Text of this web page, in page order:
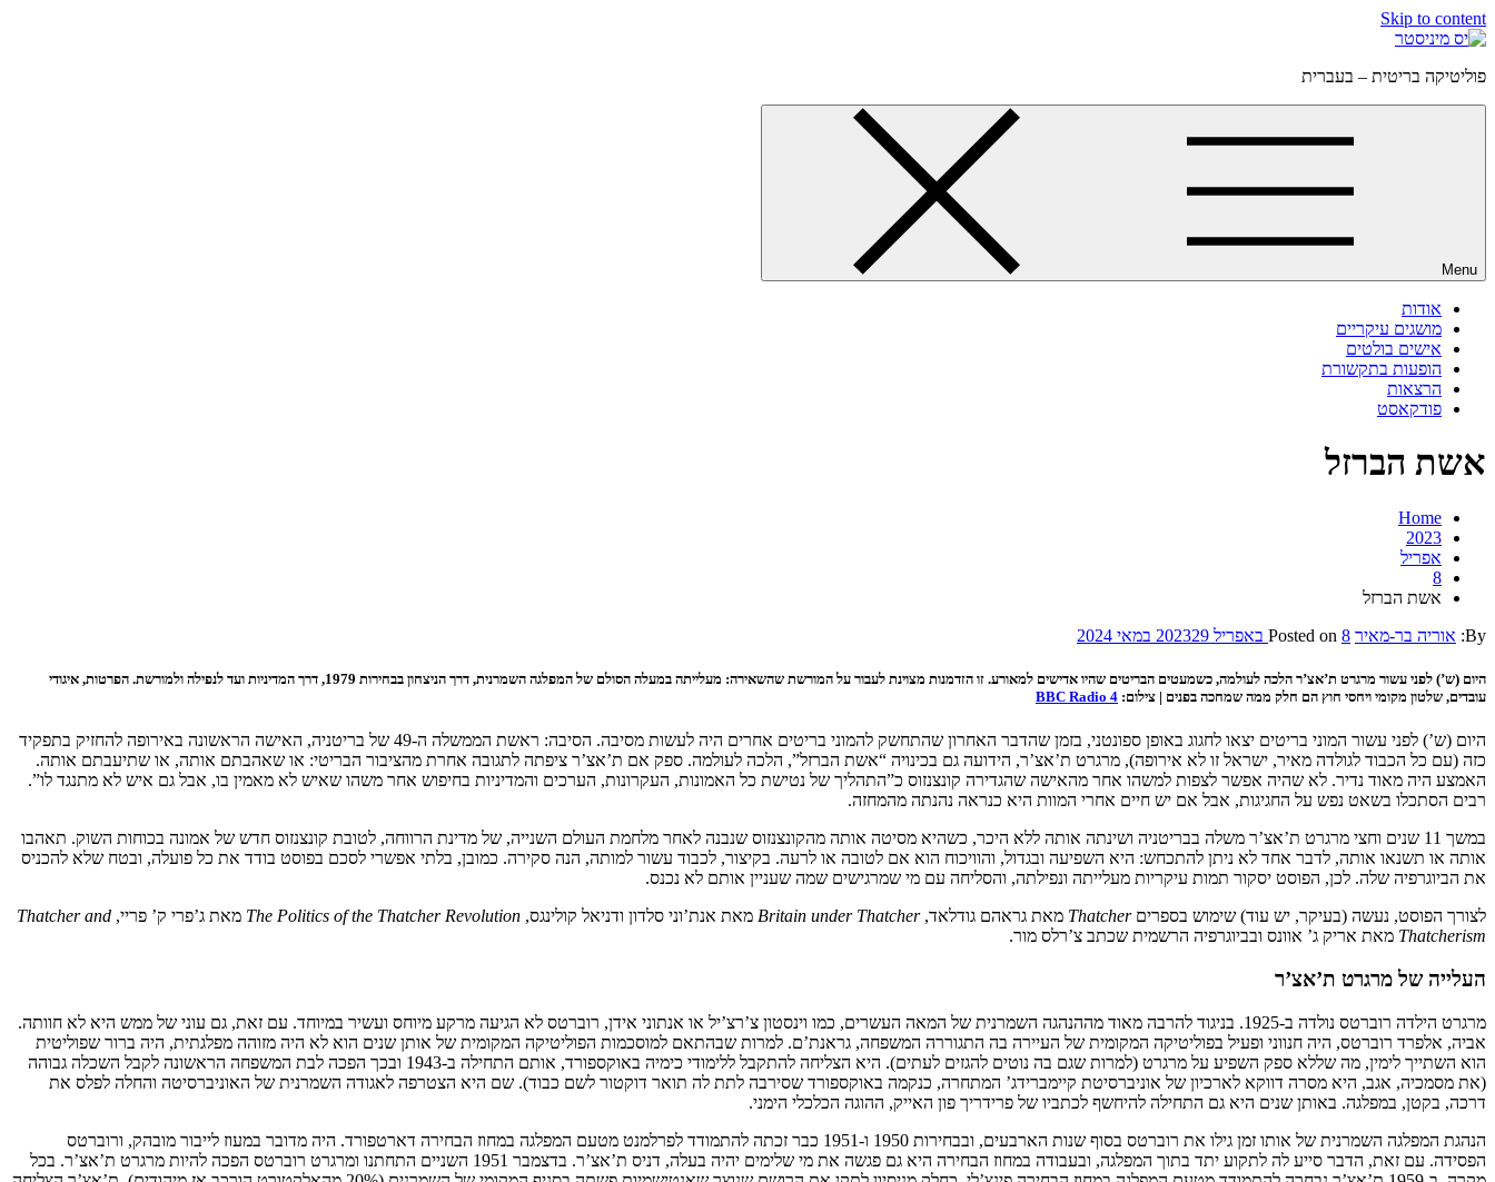
Skip to content
פוליטיקה בריטית – בעברית
Menu
אודות
מושגים עיקריים
אישים בולטים
הופעות בתקשורת
הרצאות
פודקאסט
אשת הברזל
Home
2023
אפריל
8
אשת הברזל
By: אוריה בר-מאיר Posted on 8 באפריל 2023 29 במאי 2024
היום (ש’) לפני עשור מרגרט ת’אצ’ר הלכה לעולמה, כשמעטים הבריטים שהיו אדישים למאורע. זו הזדמנות מצוינת לעבור על המורשת שהשאירה: מעלייתה במעלה הסולם של המפלגה השמרנית, דרך הניצחון בבחירות 1979, דרך המדיניות ועד לנפילה ולמורשת. הפרטות, איגודי
עובדים, שלטון מקומי ויחסי חוץ הם חלק ממה שמחכה בפנים | צילום: BBC Radio 4
היום (ש’) לפני עשור המוני בריטים יצאו לחגוג באופן ספונטני, בזמן שהדבר האחרון שהתחשק להמוני בריטים אחרים היה לעשות מסיבה. הסיבה: ראשת הממשלה ה-49 של בריטניה, האישה הראשונה באירופה להחזיק בתפקיד
כזה (עם כל הכבוד לגולדה מאיר, ישראל זו לא אירופה), מרגרט ת’אצ’ר, הידועה גם בכינויה “אשת הברזל”, הלכה לעולמה. ספק אם ת’אצ’ר ציפתה לתגובה אחרת מהציבור הבריטי: או שאהבתם אותה, או שתיעבתם אותה.
האמצע היה מאוד נדיר. לא שהיה אפשר לצפות למשהו אחר מהאישה שהגדירה קונצנזוס כ”התהליך של נטישת כל האמונות, העקרונות, הערכים והמדיניות בחיפוש אחר משהו שאיש לא מאמין בו, אבל גם איש לא מתנגד לו”.
רבים הסתכלו בשאט נפש על החגיגות, אבל אם יש חיים אחרי המוות היא כנראה נהנתה מהמחזה.
במשך 11 שנים וחצי מרגרט ת’אצ’ר משלה בבריטניה ושינתה אותה ללא היכר, כשהיא מסיטה אותה מהקונצנזוס שנבנה לאחר מלחמת העולם השנייה, של מדינת הרווחה, לטובת קונצנזוס חדש של אמונה בכוחות השוק. תאהבו
אותה או תשנאו אותה, לדבר אחד לא ניתן להתכחש: היא השפיעה ובגדול, והוויכוח הוא אם לטובה או לרעה. בקיצור, לכבוד עשור למותה, הנה סקירה. כמובן, בלתי אפשרי לסכם בפוסט בודד את כל פועלה, ובטח שלא להכניס
את הביוגרפיה שלה. לכן, הפוסט יסקור תמות עיקריות מעלייתה ונפילתה, והסליחה עם מי שמרגישים שמה שעניין אותם לא נכנס.
לצורך הפוסט, נעשה (בעיקר, יש עוד) שימוש בספריםThatcher מאת גראהם גודלאד,Britain under Thatcher מאת אנת’וני סלדון ודניאל קולינגס, The Politics of the Thatcher Revolution מאת ג’פרי ק’ פריי, Thatcher and
Thatcherism מאת אריק ג’ אוונס ובביוגרפיה הרשמית שכתב צ’רלס מור.
העלייה של מרגרט ת’אצ’ר
מרגרט הילדה רוברטס נולדה ב-1925. בניגוד להרבה מאוד מההנהגה השמרנית של המאה העשרים, כמו וינסטון צ’רצ’יל או אנתוני אידן, רוברטס לא הגיעה מרקע מיוחס ועשיר במיוחד. עם זאת, גם עוני של ממש היא לא חוותה.
אביה, אלפרד רוברטס, היה חנווני ופעיל בפוליטיקה המקומית של העיירה בה התגוררה המשפחה, גראנת’ם. למרות שבהתאם למוסכמות הפוליטיקה המקומית של אותן שנים הוא לא היה מזוהה מפלגתית, היה ברור שפוליטית
הוא השתייך לימין, מה שללא ספק השפיע על מרגרט (למרות שגם בה נוטים להגזים לעתים). היא הצליחה להתקבל ללימודי כימיה באוקספורד, אותם התחילה ב-1943 ובכך הפכה לבת המשפחה הראשונה לקבל השכלה גבוהה
(את מסמכיה, אגב, היא מסרה דווקא לארכיון של אוניברסיטת קיימברידג’ המתחרה, כנקמה באוקספורד שסירבה לתת לה תואר דוקטור לשם כבוד). שם היא הצטרפה לאגודה השמרנית של האוניברסיטה והחלה לפלס את
דרכה, בקטן, במפלגה. באותן שנים היא גם התחילה להיחשף לכתביו של פרידריך פון האייק, ההוגה הכלכלי הימני.
הנהגת המפלגה השמרנית של אותו זמן גילו את רוברטס בסוף שנות הארבעים, ובבחירות 1950 ו-1951 כבר זכתה להתמודד לפרלמנט מטעם המפלגה במחוז הבחירה דארטפורד. היה מדובר במעוז לייבור מובהק, ורוברטס
הפסידה. עם זאת, הדבר סייע לה לתקוע יתד בתוך המפלגה, ובעבודה במחוז הבחירה היא גם פגשה את מי שלימים יהיה בעלה, דניס ת’אצ’ר. בדצמבר 1951 השניים התחתנו ומרגרט רוברטס הפכה להיות מרגרט ת’אצ’ר. בכל